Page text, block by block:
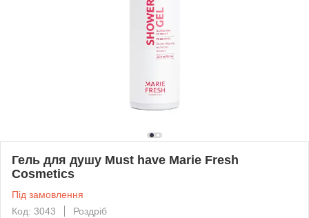
Гель для душу Must have Marie Fresh
Cosmetics
Під замовлення
Код: 3043
Роздріб